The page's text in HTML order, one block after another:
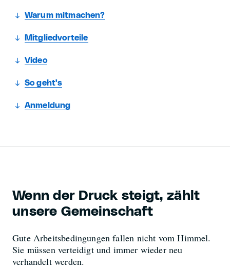
Warum mitmachen?
Mitgliedvorteile
Video
So geht's
Anmeldung
Wenn der Druck steigt, zählt
unsere Gemeinschaft
Gute Arbeitsbedingungen fallen nicht vom Himmel.
Sie müssen verteidigt und immer wieder neu
verhandelt werden.